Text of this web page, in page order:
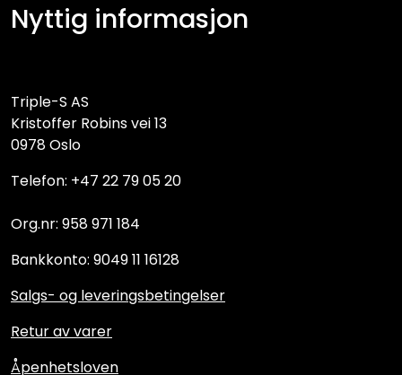
Nyttig informasjon
Triple-S AS
Kristoffer Robins vei 13
0978 Oslo
Telefon: +47 22 79 05 20
Org.nr: 958 971 184
Bankkonto: 9049 11 16128
Salgs- og leveringsbetingelser
Retur av varer
Åpenhetsloven